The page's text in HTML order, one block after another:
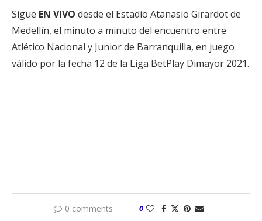
Sigue EN VIVO desde el Estadio Atanasio Girardot de
Medellín, el minuto a minuto del encuentro entre
Atlético Nacional y Junior de Barranquilla, en juego
válido por la fecha 12 de la Liga BetPlay Dimayor 2021.
0 comments 0